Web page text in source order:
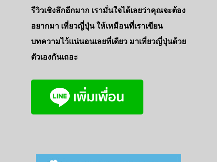
รีวิวเชิงลึกอีกมาก เรามั่นใจได้เลยว่าคุณจะต้อง
อยากมา เที่ยวญี่ปุ่น ให้เหมือนที่เราเขียน
บทความไว้แน่นอนเลยที่เดียว มาเที่ยวญี่ปุ่นด้วย
ตัวเองกันเถอะ